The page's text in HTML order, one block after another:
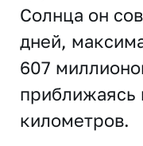
Солнца он
дней,
607
приближаясь
километров.